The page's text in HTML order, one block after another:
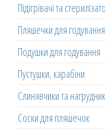
Підігрівачі та
Пляшечки для годування
Подушки для годування
Пустушки, карабіни
Слинявчики та
Соски для пляшечок